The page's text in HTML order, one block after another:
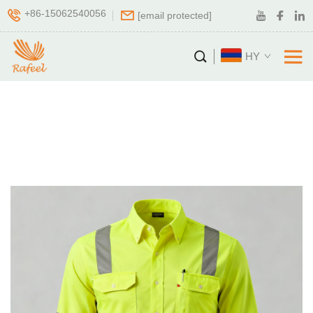
+86-15062540056 [email protected]
HY